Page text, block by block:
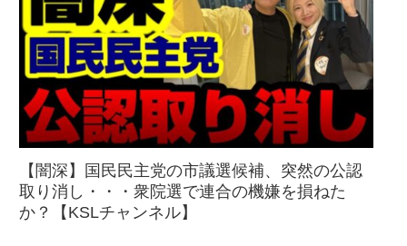
【闇深】国民民主党の市議選候補、突然の公認
取り消し・・・衆院選で連合の機嫌を損ねた
か？【KSLチャンネル】